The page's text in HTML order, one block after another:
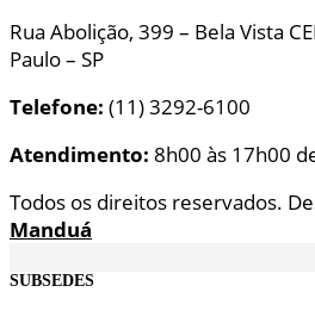
Rua Abolição, 399 – Bela Vista
Paulo – SP
Telefone: (11) 3292-6100
Atendimento: 8h00 às 17h00
Todos os direitos reservados.
Manduá
SUBSEDES